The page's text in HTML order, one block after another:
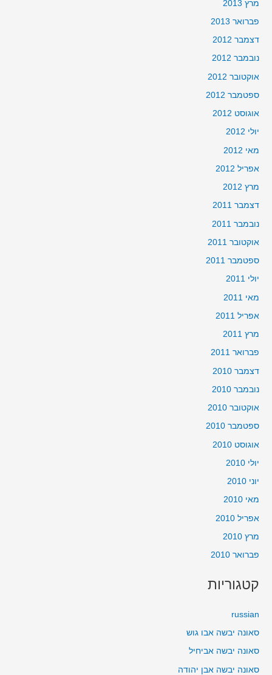
מרץ 2013
פברואר 2013
דצמבר 2012
נובמבר 2012
אוקטובר 2012
ספטמבר 2012
אוגוסט 2012
יולי 2012
מאי 2012
אפריל 2012
מרץ 2012
דצמבר 2011
נובמבר 2011
אוקטובר 2011
ספטמבר 2011
יולי 2011
מאי 2011
אפריל 2011
מרץ 2011
פברואר 2011
דצמבר 2010
נובמבר 2010
אוקטובר 2010
ספטמבר 2010
אוגוסט 2010
יולי 2010
יוני 2010
מאי 2010
אפריל 2010
מרץ 2010
פברואר 2010
קטגוריות
russian
סאונה יבשה אבו גוש
סאונה יבשה אביחיל
סאונה יבשה אבן יהודה